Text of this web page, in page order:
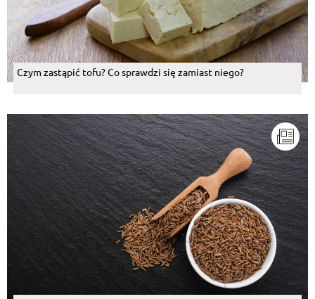
Czym zastąpić tofu? Co sprawdzi się zamiast niego?